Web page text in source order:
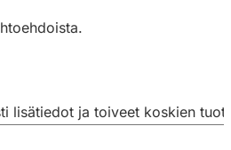
lisätiedot ja toiveet koskien